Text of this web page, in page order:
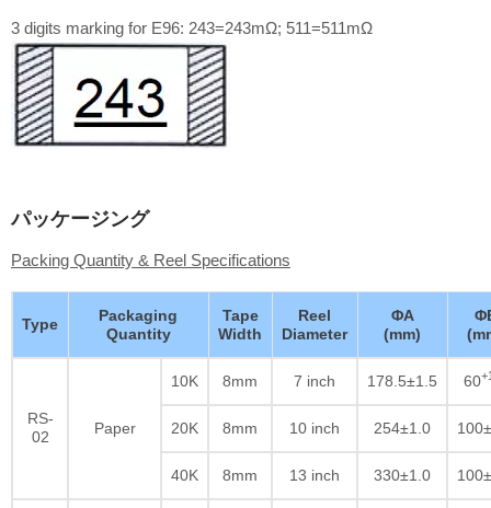
3 digits marking for E96: 243=243mΩ; 511=511mΩ
パッケージング
Packing Quantity & Reel Specifications
Type
Packaging
Quantity
Tape
Width
Reel
Diameter
ΦA
(mm)
RS-
02
Paper
10K 8mm 7 inch 178.5±1.5 60
20K 8mm 10 inch 254±1.0
40K 8mm 13 inch 330±1.0